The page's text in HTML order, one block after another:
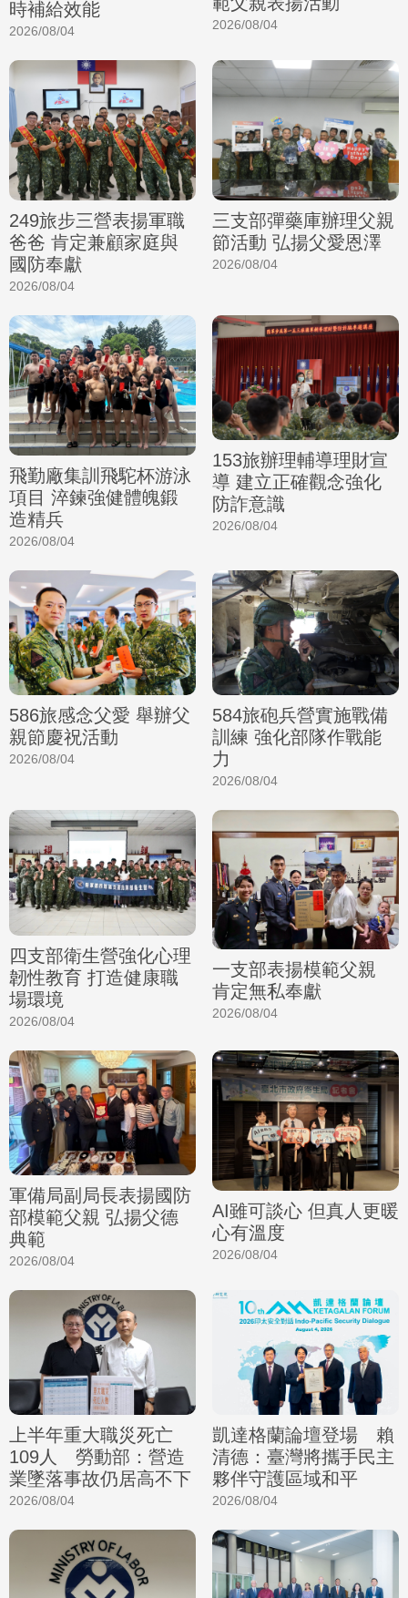
時補給效能
2026/08/04 2026/08/04
249旅步三營表揚軍職
爸爸 肯定兼顧家庭與
國防奉獻
2026/08/04
三支部彈藥庫辦理父親
節活動 弘揚父愛恩澤
2026/08/04
飛勤廠集訓飛駝杯游泳
項目 淬鍊強健體魄鍛
造精兵
2026/08/04
153旅辦理輔導理財宣
導 建立正確觀念強化
防詐意識
2026/08/04
586旅感念父愛 舉辦父
親節慶祝活動
2026/08/04
584旅砲兵營實施戰備
訓練 強化部隊作戰能
力
2026/08/04
四支部衛生營強化心理
韌性教育 打造健康職
場環境
2026/08/04
一支部表揚模範父親
肯定無私奉獻
2026/08/04
軍備局副局長表揚國防
部模範父親 弘揚父德
典範
2026/08/04
AI雖可談心 但真人更暖
心有溫度
2026/08/04
上半年重大職災死亡
109人 勞動部：營造
業墜落事故仍居高不下
2026/08/04
凱達格蘭論壇登場 賴
清德：臺灣將攜手民主
夥伴守護區域和平
2026/08/04